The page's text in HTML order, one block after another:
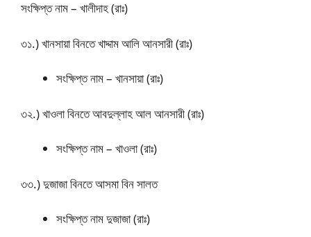
সংক্ষিপ্ত নাম – খালীদাহ (রাঃ)
৩১.) খানসায়া বিনতে খাদ্দাম আলি আনসারী (রাঃ)
সংক্ষিপ্ত নাম – খানসায়া (রাঃ)
৩২.) খাওলা বিনতে আবদুল্লাহ আল আনসারী (রাঃ)
সংক্ষিপ্ত নাম – খাওলা (রাঃ)
৩৩.) দুজাজা বিনতে আসমা বিন সালত
সংক্ষিপ্ত নাম দুজাজা (রাঃ)